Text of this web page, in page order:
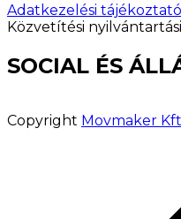
Adatkezelési tájékoztató
Közvetítési
SOCIAL ÉS
Copyright Movmaker